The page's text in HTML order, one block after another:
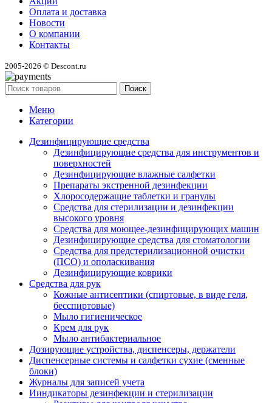
Оплата и доставка
Новости
О компании
Контакты
2005-2026 © Descont.ru
Поиск
Меню
Категории
Дезинфицирующие средства
Дезинфицирующие средства для инструментов и
поверхностей
Дезинфицирующие влажные салфетки
Препараты экстренной дезинфекции
Хлоросодержащие таблетки и гранулы
Средства для стерилизации и дезинфекции
высокого уровня
Средства для моющее-дезинфицирующих машин
Дезинфицирующие средства для стоматологии
Средства для предстерилизационной очистки
(ПСО) и ополаскивания
Дезинфицирующие коврики
Средства для рук
Кожные антисептики (спиртовые, в виде геля,
бесспиртовые)
Мыло гигиеническое
Крем для рук
Мыло антибактериальное
Дозирующие устройства, диспенсеры, держатели
Диспенсерные системы и салфетки сухие (сменные
блоки)
Журналы для записей учета
Ииндикаторы дезинфекции и стерилизации